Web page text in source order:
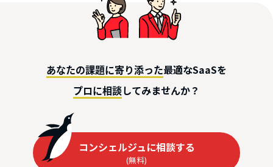
あなたの課題に寄り添った最適なSaaSを
プロに相談してみませんか？
コンシェルジュに相談する
(無料)